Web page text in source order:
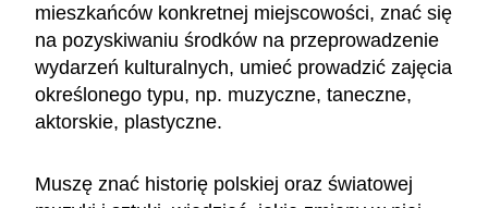
mieszkańców konkretnej miejscowości, znać się
na pozyskiwaniu środków na przeprowadzenie
wydarzeń kulturalnych, umieć prowadzić zajęcia
określonego typu, np. muzyczne, taneczne,
aktorskie, plastyczne.
Muszę znać historię polskiej oraz światowej